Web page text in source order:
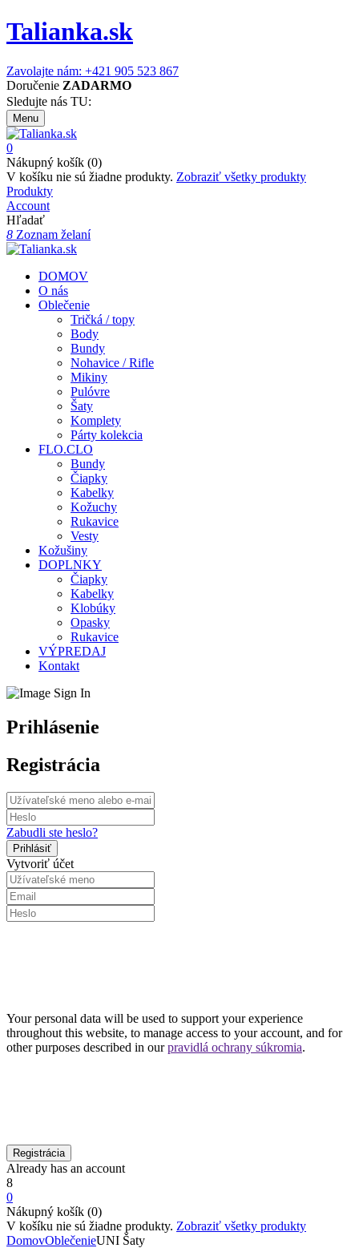
Talianka.sk
Zavolajte nám: +421 905 523 867
Doručenie ZADARMO
Sledujte nás TU:
Menu
0
Nákupný košík (0)
V košíku nie sú žiadne produkty. Zobraziť všetky produkty
Produkty
Account
Hľadať
8 Zoznam želaní
DOMOV
O nás
Oblečenie
Tričká / topy
Body
Bundy
Nohavice / Rifle
Mikiny
Pulóvre
Šaty
Komplety
Párty kolekcia
FLO.CLO
Bundy
Čiapky
Kabelky
Kožuchy
Rukavice
Vesty
Kožušiny
DOPLNKY
Čiapky
Kabelky
Klobúky
Opasky
Rukavice
VÝPREDAJ
Kontakt
Prihlásenie
Registrácia
Zabudli ste heslo?
Vytvoriť účet
Your personal data will be used to support your experience
throughout this website, to manage access to your account, and for
other purposes described in ourpravidlá ochrany súkromia.
Already has an account
8
0
Nákupný košík (0)
V košíku nie sú žiadne produkty. Zobraziť všetky produkty
DomovOblečenieUNI Šaty